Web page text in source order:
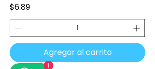
Precio
$6.89
Agregar al carrito
1